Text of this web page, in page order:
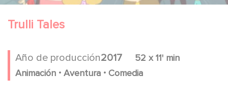
Trulli Tales
Año de producción2017
52 x 11' min
Animación . Aventura . Comedia